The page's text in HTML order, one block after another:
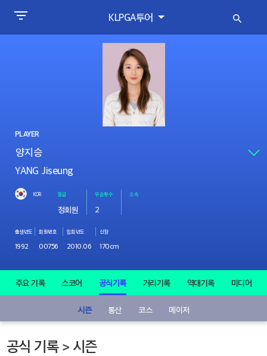
KLPGA투어
PLAYER
YANG Jiseung
KOR 등급
정회원
우승횟수
2
소속
출생년도
1992
회원번호
00756
입회년도
2010.06
신장
170cm
주요 기록 스코어 공식기록 거리기록 역대기록 미디어
시즌 통산 코스 메이저
공식 기록 > 시즌